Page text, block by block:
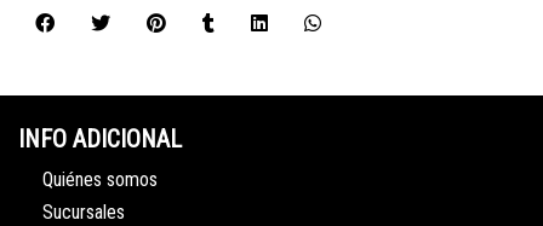
INFO ADICIONAL
Quiénes somos
Sucursales